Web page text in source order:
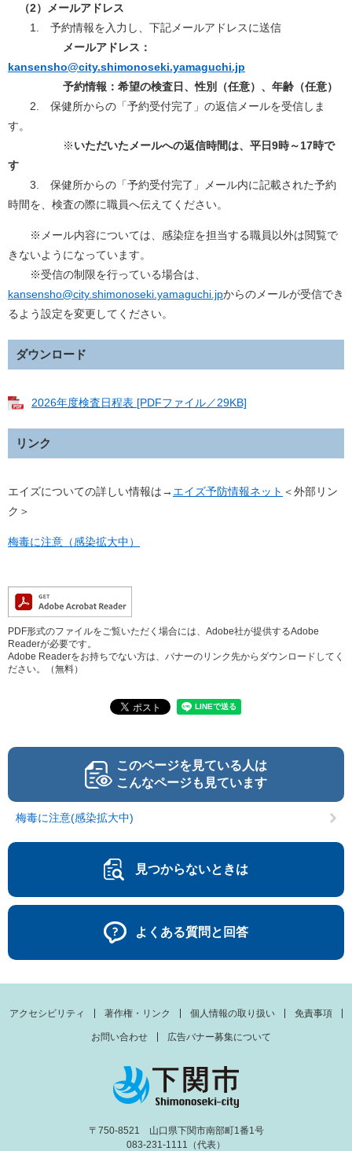
（2）メールアドレス
1. 予約情報を入力し、下記メールアドレスに送信
メールアドレス：
kansensho@city.shimonoseki.yamaguchi.jp
予約情報：希望の検査日、性別（任意）、年齢（任意）
2. 保健所からの「予約受付完了」の返信メールを受信しま
す。
※いただいたメールへの返信時間は、平日9時～17時で
す
3. 保健所からの「予約受付完了」メール内に記載された予約
時間を、検査の際に職員へ伝えてください。
※メール内容については、感染症を担当する職員以外は閲覧で
きないようになっています。
※受信の制限を行っている場合は、
kansensho@city.shimonoseki.yamaguchi.jpからのメールが受信でき
るよう設定を変更してください。
ダウンロード
2026年度検査日程表 [PDFファイル／29KB]
リンク
エイズについての詳しい情報は→ エイズ予防情報ネット ＜外部リン
ク＞
梅毒に注意（感染拡大中）
PDF形式のファイルをご覧いただく場合には、Adobe社が提供するAdobe
Readerが必要です。
Adobe Readerをお持ちでない方は、バナーのリンク先からダウンロードしてく
ださい。（無料）
このページを見ている人は
こんなページも見ています
梅毒に注意(感染拡大中)
見つからないときは
よくある質問と回答
アクセシビリティ 著作権・リンク 個人情報の取り扱い 免責事項
お問い合わせ 広告バナー募集について
〒750-8521 山口県下関市南部町1番1号
083-231-1111（代表）